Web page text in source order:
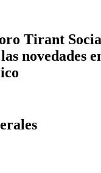
Tirant
novedades